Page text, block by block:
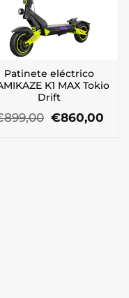
Patinete eléctrico
K1 MAX Tokio
Drift
899,00 El
€860,00